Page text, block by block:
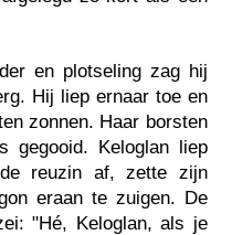
en plotseling zag hij
Hij liep ernaar toe en
zonnen. Haar borsten
gegooid. Keloglan liep
reuzin af, zette zijn
eraan te zuigen. De
"Hé, Keloglan, als je